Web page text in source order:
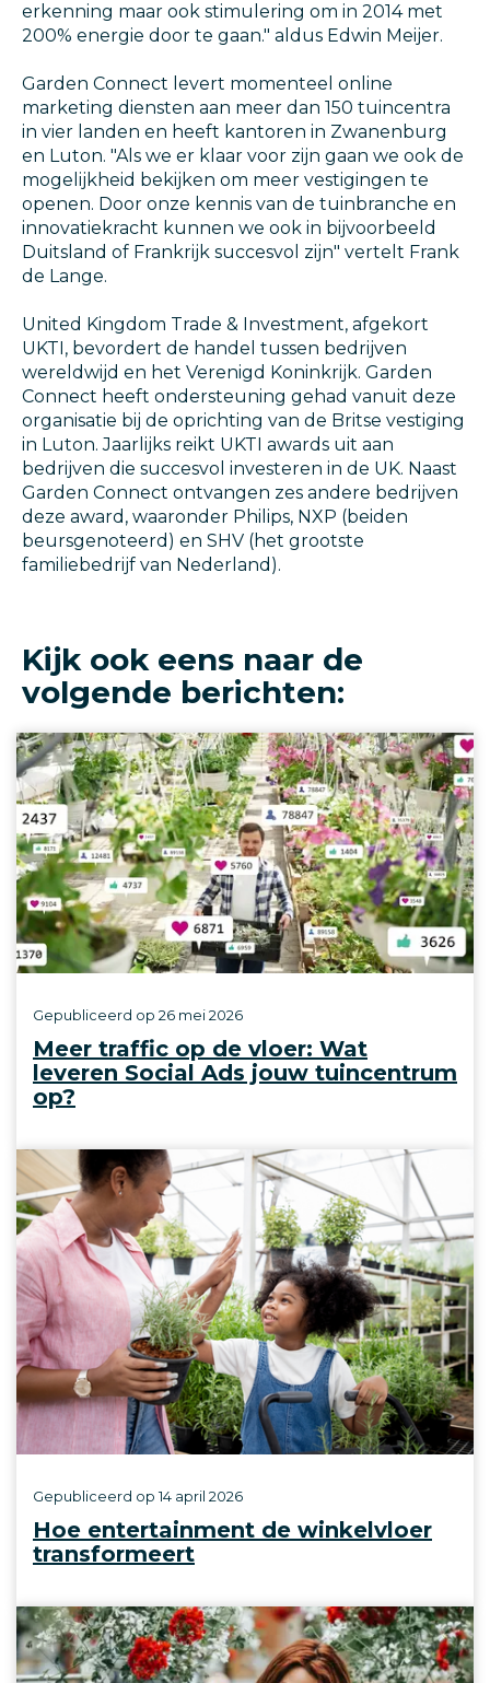
erkenning maar ook stimulering om in 2014 met
200% energie door te gaan." aldus Edwin Meijer.
Garden Connect levert momenteel online
marketing diensten aan meer dan 150 tuincentra
in vier landen en heeft kantoren in Zwanenburg
en Luton. "Als we er klaar voor zijn gaan we ook de
mogelijkheid bekijken om meer vestigingen te
openen. Door onze kennis van de tuinbranche en
innovatiekracht kunnen we ook in bijvoorbeeld
Duitsland of Frankrijk succesvol zijn" vertelt Frank
de Lange.
United Kingdom Trade & Investment, afgekort
UKTI, bevordert de handel tussen bedrijven
wereldwijd en het Verenigd Koninkrijk. Garden
Connect heeft ondersteuning gehad vanuit deze
organisatie bij de oprichting van de Britse vestiging
in Luton. Jaarlijks reikt UKTI awards uit aan
bedrijven die succesvol investeren in de UK. Naast
Garden Connect ontvangen zes andere bedrijven
deze award, waaronder Philips, NXP (beiden
beursgenoteerd) en SHV (het grootste
familiebedrijf van Nederland).
Kijk ook eens naar de
volgende berichten:
Meer traffic op de vloer: Wat
leveren Social Ads jouw tuincentrum
op?
Gepubliceerd op 26 mei 2026
Hoe entertainment de winkelvloer
transformeert
Gepubliceerd op 14 april 2026